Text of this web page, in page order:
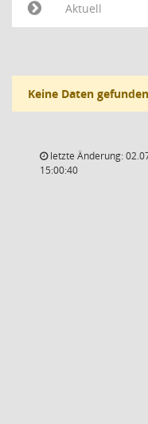
Aktuell
Keine Daten
letzte Änderung:
15:00:40